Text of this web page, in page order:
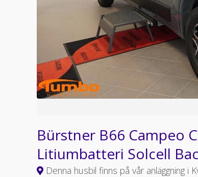
Bürstner B66 Campeo
Litiumbatteri Solcell
Denna husbil finns på vår anläggning i